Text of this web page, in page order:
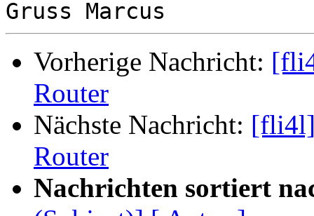
Vorherige Nachricht:
Router
Nächste Nachricht: [fli4l]
Router
Nachrichten sortiert